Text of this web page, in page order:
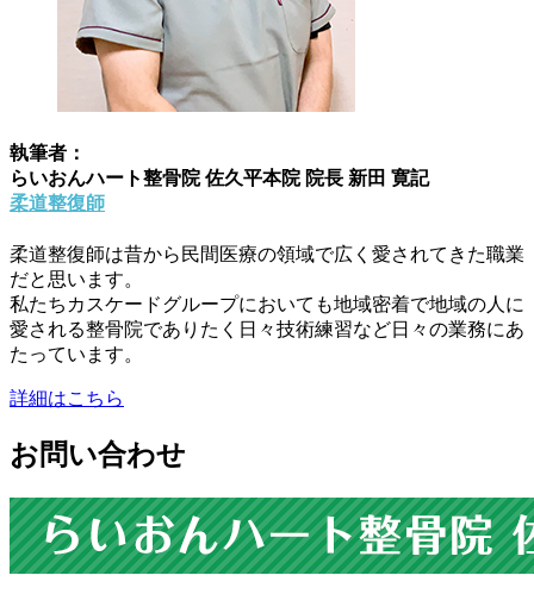
執筆者：
らいおんハート整骨院 佐久平本院 院長 新田 寛記
柔道整復師
柔道整復師は昔から民間医療の領域で広く愛されてきた職業
だと思います。
私たちカスケードグループにおいても地域密着で地域の人に
愛される整骨院でありたく日々技術練習など日々の業務にあ
たっています。
詳細はこちら
お問い合わせ